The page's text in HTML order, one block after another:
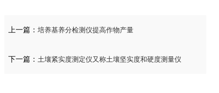
上一篇：培养基养分检测仪提高作物产量
下一篇：土壤紧实度测定仪又称土壤坚实度和硬度测量仪